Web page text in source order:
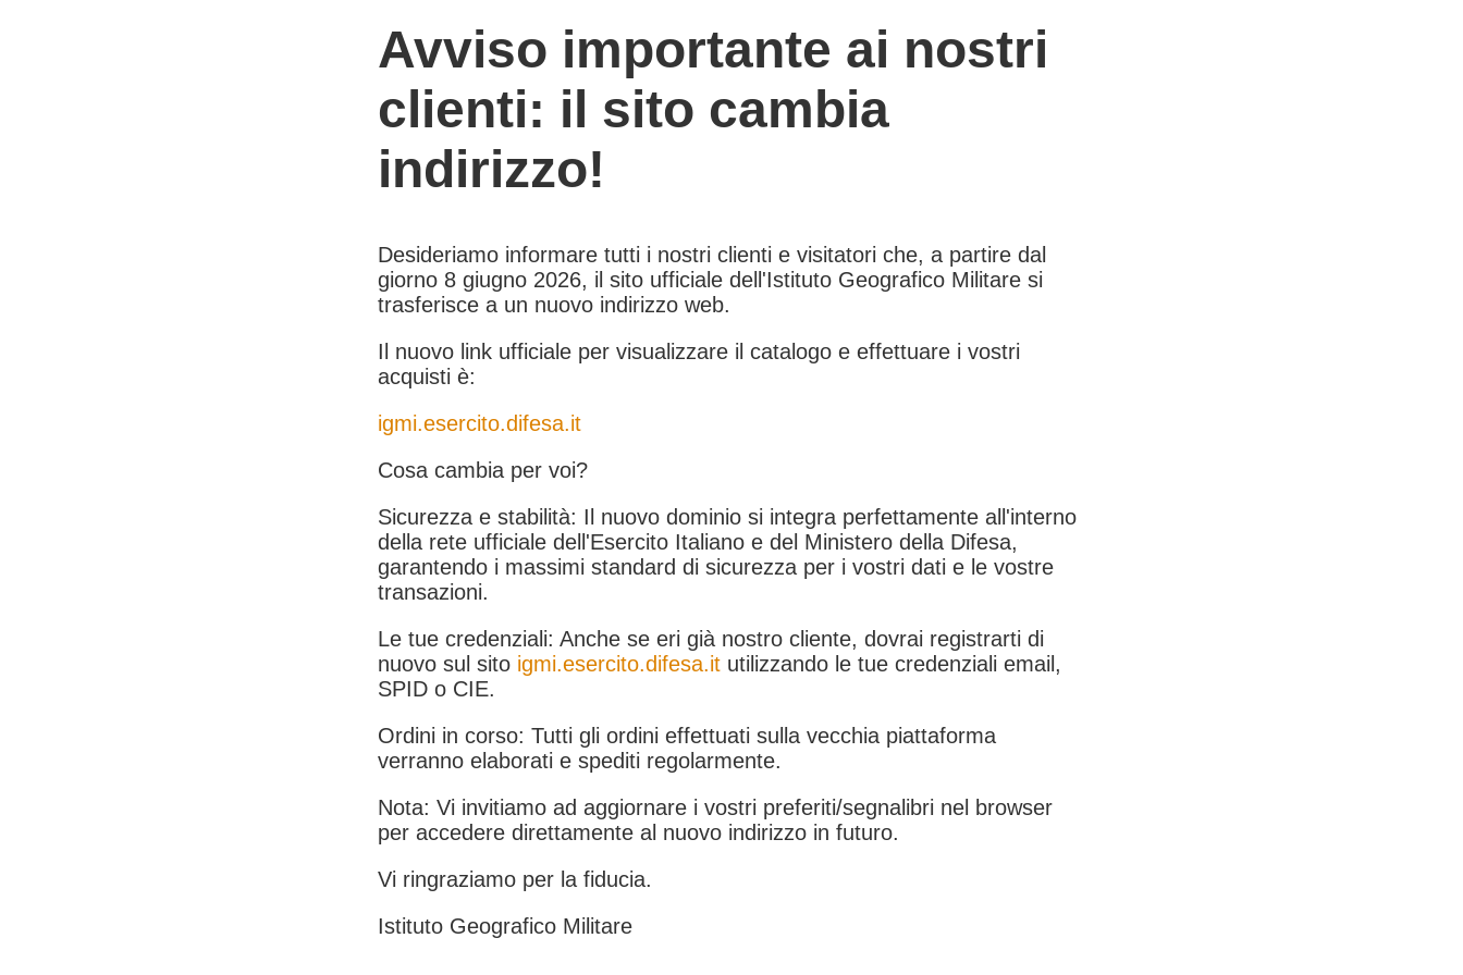
Avviso importante ai nostri
clienti: il sito cambia
indirizzo!
Desideriamo informare tutti i nostri clienti e visitatori che, a partire dal
giorno 8 giugno 2026, il sito ufficiale dell'Istituto Geografico Militare si
trasferisce a un nuovo indirizzo web.
Il nuovo link ufficiale per visualizzare il catalogo e effettuare i vostri
acquisti è:
igmi.esercito.difesa.it
Cosa cambia per voi?
Sicurezza e stabilità: Il nuovo dominio si integra perfettamente all'interno
della rete ufficiale dell'Esercito Italiano e del Ministero della Difesa,
garantendo i massimi standard di sicurezza per i vostri dati e le vostre
transazioni.
Le tue credenziali: Anche se eri già nostro cliente, dovrai registrarti di
nuovo sul sito igmi.esercito.difesa.it utilizzando le tue credenziali email,
SPID o CIE.
Ordini in corso: Tutti gli ordini effettuati sulla vecchia piattaforma
verranno elaborati e spediti regolarmente.
Nota: Vi invitiamo ad aggiornare i vostri preferiti/segnalibri nel browser
per accedere direttamente al nuovo indirizzo in futuro.
Vi ringraziamo per la fiducia.
Istituto Geografico Militare